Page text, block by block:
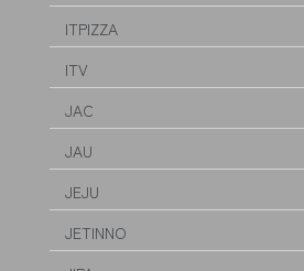
ITPIZZA
ITV
JAC
JAU
JEJU
JETINNO